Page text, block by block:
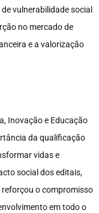
vulnerabilidade social
no mercado de
e a valorização
Inovação e Educação
da qualificação
vidas e
social dos editais,
reforçou o compromisso
em todo o